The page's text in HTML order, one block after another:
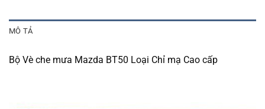
MÔ TẢ
Bộ Vè che mưa Mazda BT50 Loại Chỉ mạ Cao cấp